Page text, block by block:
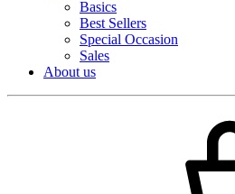
Basics
Best Sellers
Special Occasion
Sales
About us